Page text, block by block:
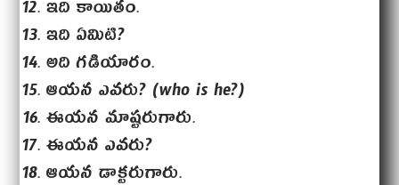
ఇది కాయితం.
ఇది ఏమిటి?
అది గడియారం.
ఆయన ఎవరు? (who is he?)
ఈయన మాష్టరుగారు.
ఈయన ఎవరు?
ఆయన డాక్టరుగారు.